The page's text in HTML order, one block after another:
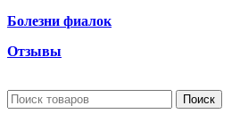
Болезни фиалок
Отзывы
Поиск